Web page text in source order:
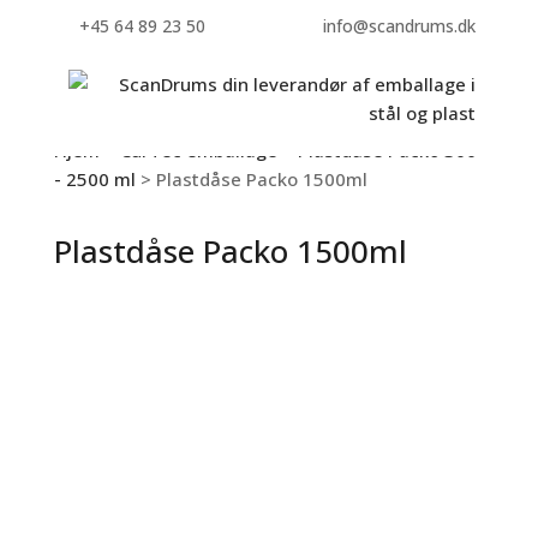
+45 64 89 23 50 info@scandrums.dk
Hjem CurTec emballage
Plastdåse Packo 300
- 2500 ml > Plastdåse Packo 1500ml
Plastdåse Packo 1500ml